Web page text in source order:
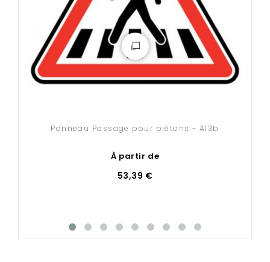
Comment fixer votre panneau routier
Nos accessoires de fixation (poteaux, brides et
fourreaux) sont disponiblesen cliquant ici.
Panneau Passage pour piétons - A13b
À partir de
53,39 €